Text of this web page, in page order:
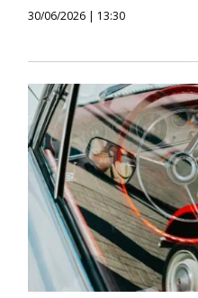
30/06/2026 | 13:30